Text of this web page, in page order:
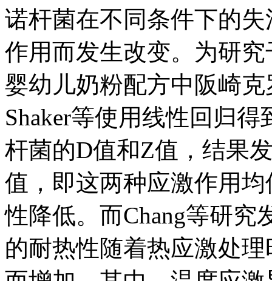
诺杆菌在不同条件下的
作用而发生改变。为研
婴幼儿奶粉配方中阪崎
Shaker等使用线性回归
杆菌的D值和Z值，结果
值，即这两种应激作用
性降低。而Chang等研究
的耐热性随着热应激处